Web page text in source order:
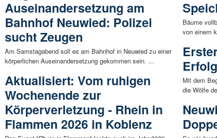
Auseinandersetzung am
Bahnhof Neuwied: Polizei
sucht Zeugen
Am Samstagabend soll es am Bahnhof in Neuwied zu einer
körperlichen Auseinandersetzung gekommen sein. ...
Aktualisiert: Vom ruhigen
Wochenende zur
Körperverletzung - Rhein in
Flammen 2026 in Koblenz
Bäume
von einem
Mit dem
die Wölfe